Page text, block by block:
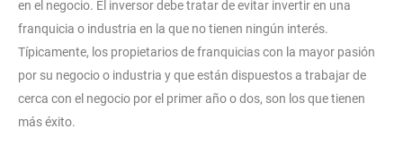
en el negocio. El inversor debe tratar de evitar invertir en una
franquicia o industria en la que no tienen ningún interés.
Típicamente, los propietarios de franquicias con la mayor pasión
por su negocio o industria y que están dispuestos a trabajar de
cerca con el negocio por el primer año o dos, son los que tienen
más éxito.